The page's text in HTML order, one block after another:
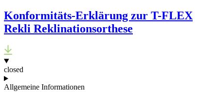
Konformitäts-Erklärung zur T-FLEX
Rekli Reklinationsorthese
closed
Allgemeine Informationen